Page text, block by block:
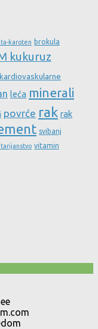
karoten brokula
kukuruz
kardiovaskularne
leća minerali
povrće rak rak
svibanj
vitamin